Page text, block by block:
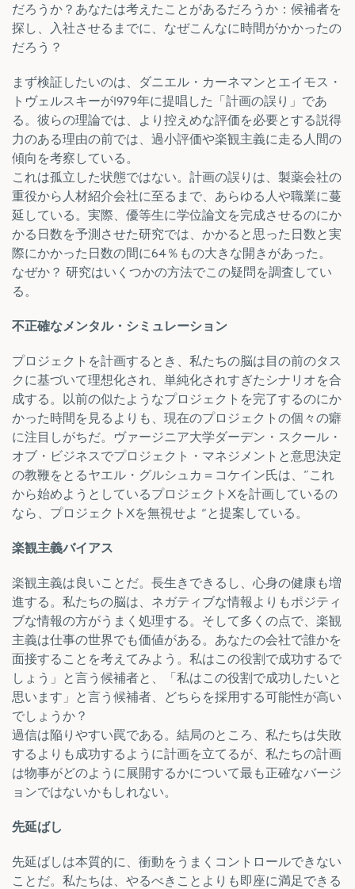
だろうか？あなたは考えたことがあるだろうか：候補者を
探し、入社させるまでに、なぜこんなに時間がかかったの
だろう？
まず検証したいのは、ダニエル・カーネマンとエイモス・
トヴェルスキーが1979年に提唱した「計画の誤り」であ
る。彼らの理論では、より控えめな評価を必要とする説得
力のある理由の前では、過小評価や楽観主義に走る人間の
傾向を考察している。
これは孤立した状態ではない。計画の誤りは、製薬会社の
重役から人材紹介会社に至るまで、あらゆる人や職業に蔓
延している。実際、優等生に学位論文を完成させるのにか
かる日数を予測させた研究では、かかると思った日数と実
際にかかった日数の間に64％もの大きな開きがあった。
なぜか？ 研究はいくつかの方法でこの疑問を調査してい
る。
不正確なメンタル・シミュレーション
プロジェクトを計画するとき、私たちの脳は目の前のタス
クに基づいて理想化され、単純化されすぎたシナリオを合
成する。以前の似たようなプロジェクトを完了するのにか
かった時間を見るよりも、現在のプロジェクトの個々の癖
に注目しがちだ。ヴァージニア大学ダーデン・スクール・
オブ・ビジネスでプロジェクト・マネジメントと意思決定
の教鞭をとるヤエル・グルシュカ＝コケイン氏は、”これ
から始めようとしているプロジェクトXを計画しているの
なら、プロジェクトXを無視せよ “と提案している。
楽観主義バイアス
楽観主義は良いことだ。長生きできるし、心身の健康も増
進する。私たちの脳は、ネガティブな情報よりもポジティ
ブな情報の方がうまく処理する。そして多くの点で、楽観
主義は仕事の世界でも価値がある。あなたの会社で誰かを
面接することを考えてみよう。私はこの役割で成功するで
しょう」と言う候補者と、「私はこの役割で成功したいと
思います」と言う候補者、どちらを採用する可能性が高い
でしょうか？
過信は陥りやすい罠である。結局のところ、私たちは失敗
するよりも成功するように計画を立てるが、私たちの計画
は物事がどのように展開するかについて最も正確なバージ
ョンではないかもしれない。
先延ばし
先延ばしは本質的に、衝動をうまくコントロールできない
ことだ。私たちは、やるべきことよりも即座に満足できる